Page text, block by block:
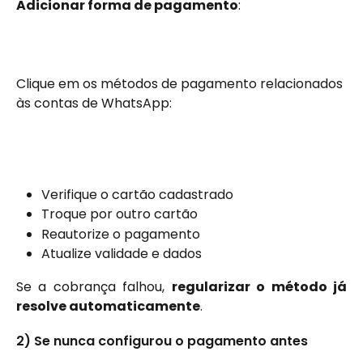
Adicionar forma de pagamento:
Clique em os métodos de pagamento relacionados
às contas de WhatsApp:
Verifique o cartão cadastrado
Troque por outro cartão
Reautorize o pagamento
Atualize validade e dados
Se a cobrança falhou, regularizar o método já
resolve automaticamente.
2) Se nunca configurou o pagamento antes